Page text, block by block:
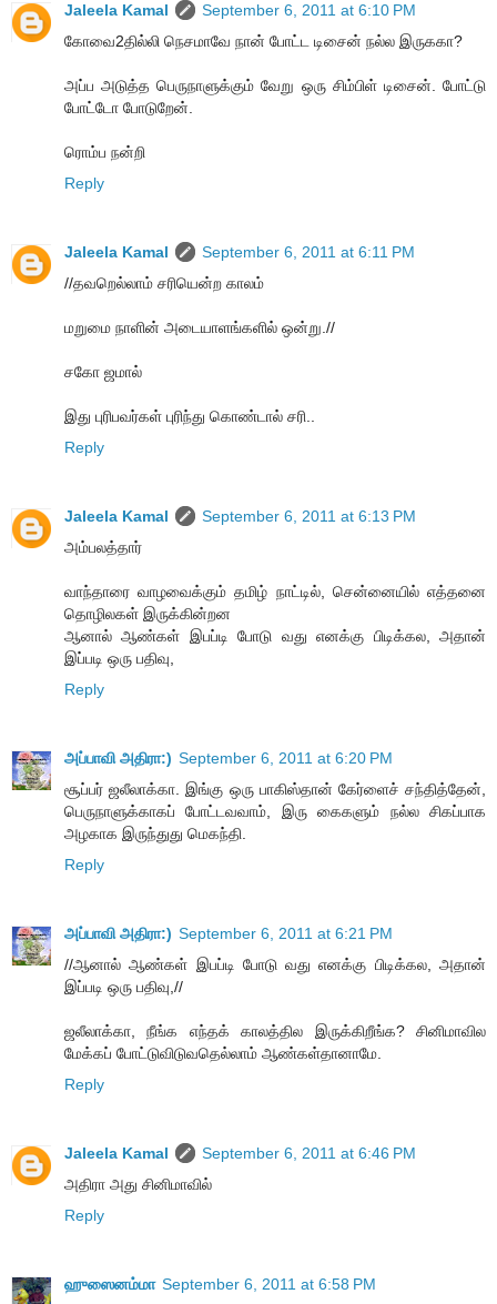
Jaleela Kamal
September 6, 2011 at 6:10 PM
கோவை2தில்லி நெசமாவே நான் போட்ட டிசைன் நல்ல இருககா?
அப்ப அடுத்த பெருநாளுக்கும் வேறு ஒரு சிம்பிள் டிசைன். போட்டு
போட்டோ போடுறேன்.
ரொம்ப நன்றி
Reply
Jaleela Kamal
September 6, 2011 at 6:11 PM
//தவறெல்லாம் சரியென்ற காலம்
மறுமை நாளின் அடையாளங்களில் ஒன்று.//
சகோ ஜமால்
இது புரிபவர்கள் புரிந்து கொண்டால் சரி..
Reply
Jaleela Kamal
September 6, 2011 at 6:13 PM
அம்பலத்தார்
வாந்தாரை வாழவைக்கும் தமிழ் நாட்டில், சென்னையில் எத்தனை
தொழிலகள் இருக்கின்றன
ஆனால் ஆண்கள் இபப்டி போடு வது எனக்கு பிடிக்கல, அதான்
இப்படி ஒரு பதிவு,
Reply
அப்பாவி அதிரா:) September 6, 2011 at 6:20 PM
சூப்பர் ஜலீலாக்கா. இங்கு ஒரு பாகிஸ்தான் கேர்ளைச் சந்தித்தேன்,
பெருநாளுக்காகப் போட்டவவாம், இரு கைகளும் நல்ல சிகப்பாக
அழகாக இருந்துது மெகந்தி.
Reply
அப்பாவி அதிரா:) September 6, 2011 at 6:21 PM
//ஆனால் ஆண்கள் இபப்டி போடு வது எனக்கு பிடிக்கல, அதான்
இப்படி ஒரு பதிவு,//
ஜலீலாக்கா, நீங்க எந்தக் காலத்தில இருக்கிறீங்க? சினிமாவில
மேக்கப் போட்டுவிடுவதெல்லாம் ஆண்கள்தானாமே.
Reply
Jaleela Kamal
September 6, 2011 at 6:46 PM
அதிரா அது சினிமாவில்
Reply
ஹுஸைனம்மா September 6, 2011 at 6:58 PM